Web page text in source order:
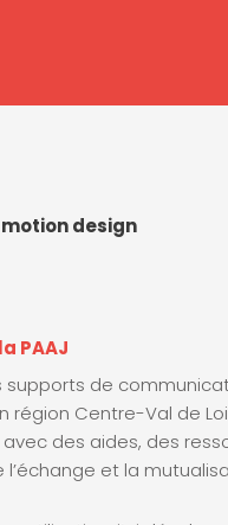
design
PAAJ
supports de
région Centre-Val de
des aides, des
l’échange et la